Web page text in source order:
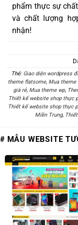
phẩm thực sự
và chất lượng
nhận!
Thẻ: Giao diện wordpress
theme flatsome, Mua theme
giá rẻ, Mua theme wp,
Thiết kế website shop thực
Thiết kế website shop thực
Miền Trung,
# MẪU WEBSITE